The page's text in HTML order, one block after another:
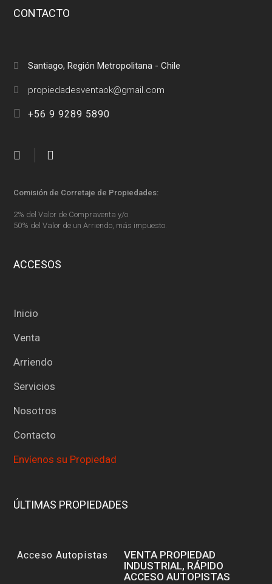
CONTACTO
Santiago, Región Metropolitana - Chile
+56 9 9289 5890
Comisión de Corretaje de Propiedades:
2% del Valor de Compraventa y/o
50% del Valor de un Arriendo, más impuesto.
ACCESOS
Inicio
Venta
Arriendo
Servicios
Nosotros
Contacto
Envíenos su Propiedad
ÚLTIMAS PROPIEDADES
VENTA PROPIEDAD
INDUSTRIAL, RÁPIDO
ACCESO AUTOPISTAS